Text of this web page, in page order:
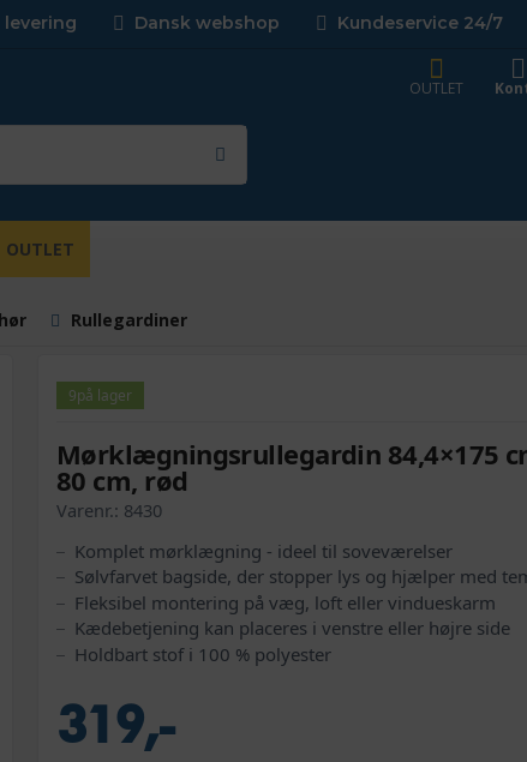
levering Dansk webshop Kundeservice 24/7
OUTLET
OUTLET
Rullegardiner
9på lager
Mørklægningsrullegardin 84,4×175
80 cm, rød
Varenr.: 8430
Komplet mørklægning - ideel til soveværelser
Sølvfarvet bagside, der stopper lys og hjælper med
Fleksibel montering på væg, loft eller vindueskarm
Kædebetjening kan placeres i venstre eller højre side
Holdbart stof i 100 % polyester
319,-